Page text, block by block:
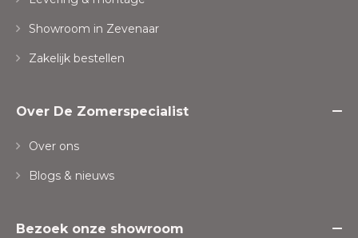
Showroom in Zevenaar
Zakelijk bestellen
Over De Zomerspecialist
Over ons
Blogs & nieuws
Bezoek onze showroom